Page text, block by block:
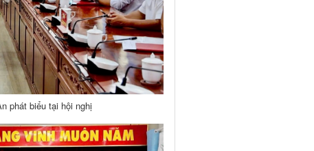
phát biểu tại hội nghị